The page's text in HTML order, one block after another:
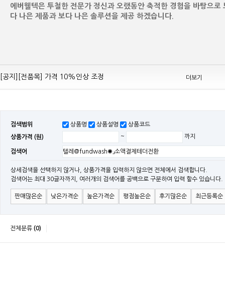
에버웰텍은 투철한 전문가 정신과 오랬동안 축적한 경험을 바탕으로
다 나은 제품과 보다 나은 솔루션을 제공 하겠습니다.
[공지][Mean Well 제품 전품목] 10% 가격 인하 조정
[공지][전품목] 가격 10%인상 조정
[공지][민웰] 전품목 가격 조정의건
[민웰] RS 모델 출시
[공지]SMPS 저가형 [기획상품] 출시
[공지]12W~300W Medical Adapter"2017 NEW MODEL"[ADT] 출시
[공지][민웰] [민웰] 인버터 "정현파 / 유사 정현파" 시리즈 제품을 출시
[공지][민웰] LED 방수형 (CLG / CEN / HLG)시리즈 제품 출시
더보기
검색범위 상품명 상품설명 상품코드
상품가격 (원) ~ 까지
검색어
상세검색을 선택하지 않거나, 상품가격을 입력하지 않으면 전체에서 검색합니다.
검색어는 최대 30글자까지, 여러개의 검색어를 공백으로 구분하여 입력 할수 있습니다.
판매많은순 낮은가격순 높은가격순 평점높은순 후기많은순 최근등록순
전체분류 (0)